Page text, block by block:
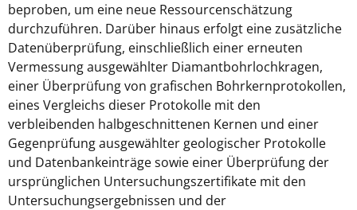
beproben, um eine neue Ressourcenschätzung
durchzuführen. Darüber hinaus erfolgt eine zusätzliche
Datenüberprüfung, einschließlich einer erneuten
Vermessung ausgewählter Diamantbohrlochkragen,
einer Überprüfung von grafischen Bohrkernprotokollen,
eines Vergleichs dieser Protokolle mit den
verbleibenden halbgeschnittenen Kernen und einer
Gegenprüfung ausgewählter geologischer Protokolle
und Datenbankeinträge sowie einer Überprüfung der
ursprünglichen Untersuchungszertifikate mit den
Untersuchungsergebnissen und der